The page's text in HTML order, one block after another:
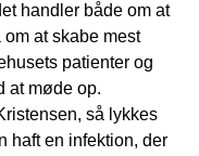
handler både om at
at skabe mest
patienter og
at møde op.
så lykkes
haft en infektion, der